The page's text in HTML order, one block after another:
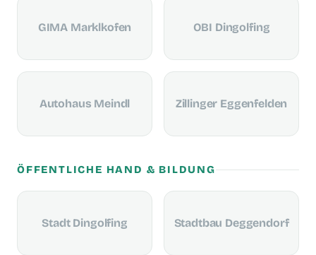
GIMA Marklkofen OBI Dingolfing
Autohaus Meindl Zillinger Eggenfelden
ÖFFENTLICHE HAND & BILDUNG
Stadt Dingolfing Stadtbau Deggendorf